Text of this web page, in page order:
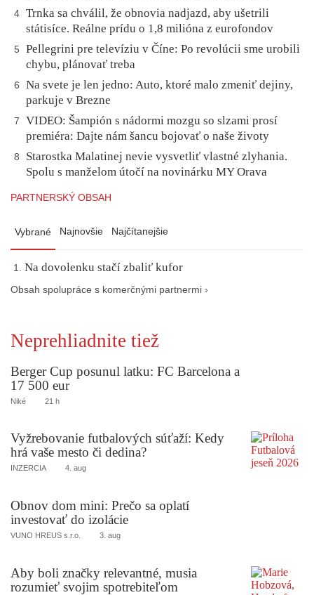
4 Trnka sa chválil, že obnovia nadjazd, aby ušetrili
státisíce. Reálne prídu o 1,8 milióna z eurofondov
5
Pellegrini pre televíziu v Číne: Po revolúcii sme urobili
chybu, plánovať treba
6
Na svete je len jedno: Auto, ktoré malo zmeniť dejiny,
parkuje v Brezne
7
VIDEO: Šampión s nádormi mozgu so slzami prosí
premiéra: Dajte nám šancu bojovať o naše životy
8
Starostka Malatinej nevie vysvetliť vlastné zlyhania.
Spolu s manželom útočí na novinárku MY Orava
PARTNERSKÝ OBSAH
Vybrané Najnovšie Najčítanejšie
Na dovolenku stačí zbaliť kufor
Obsah spolupráce s komerčnými partnermi ›
Neprehliadnite tiež
Berger Cup posunul latku: FC Barcelona a
17 500 eur
Niké 21 h
Vyžrebovanie futbalových súťaží: Kedy
hrá vaše mesto či dedina?
INZERCIA 4. aug
Obnov dom mini: Prečo sa oplatí
investovať do izolácie
VUNO HREUS s.r.o. 3. aug
Aby boli značky relevantné, musia
rozumieť svojim spotrebiteľom